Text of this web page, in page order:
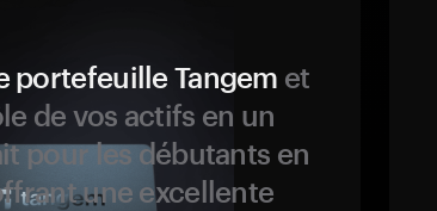
portefeuille Tangem et
de vos actifs en un
pour les débutants en
une excellente